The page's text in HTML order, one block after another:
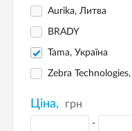
Aurika, Литва
BRADY
Tama, Україна
Zebra
Ціна, грн
-